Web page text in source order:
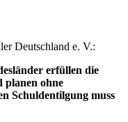
Deutschland e. V.:
erfüllen die
planen ohne
Schuldentilgung muss